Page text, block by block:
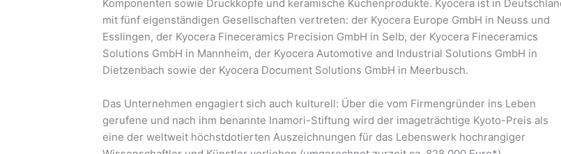
Komponenten sowie Druckköpfe und keramische Küchenprodukte. Kyocera ist in
mit fünf eigenständigen Gesellschaften vertreten: der Kyocera Europe GmbH in Neuss und
Esslingen, der Kyocera Fineceramics Precision GmbH in Selb, der Kyocera Fineceramics
Solutions GmbH in Mannheim, der Kyocera Automotive and Industrial Solutions GmbH in
Dietzenbach sowie der Kyocera Document Solutions GmbH in Meerbusch.
Das Unternehmen engagiert sich auch kulturell: Über die vom Firmengründer ins Leben
gerufene und nach ihm benannte Inamori-Stiftung wird der imageträchtige Kyoto-Preis als
eine der weltweit höchstdotierten Auszeichnungen für das Lebenswerk hochrangiger